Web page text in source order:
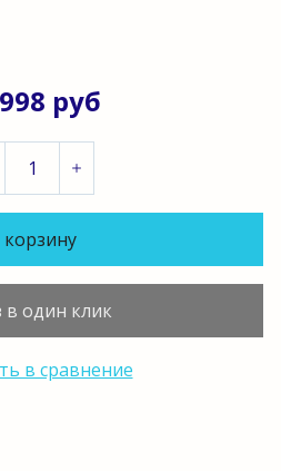
руб
корзину
в один клик
в сравнение